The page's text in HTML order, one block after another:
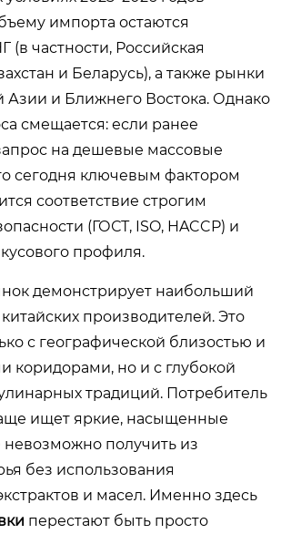
импорта остаются
(в частности, Российская
и Беларусь), а также рынки
Азии и Ближнего Востока. Однако
смещается: если ранее
на дешевые массовые
сегодня ключевым фактором
соответствие строгим
(ГОСТ, ISO, HACCP) и
профиля.
демонстрирует наибольший
производителей. Это
с географической близостью и
коридорами, но и с глубокой
традиций. Потребитель
ищет яркие, насыщенные
невозможно получить из
без использования
и масел. Именно здесь
перестают быть просто